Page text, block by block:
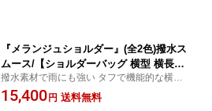
『メランジュショルダー』(全2色)撥水ス
ムース/【ショルダーバッグ 横型 横長
ペットボトル ナイロン 撥水 軽量 コン
パクト 小さめ メンズ レディース】【A
撥水素材で雨にも強い タフで機能的な横型
ショルダーバッグ
15,400 円 送料無料